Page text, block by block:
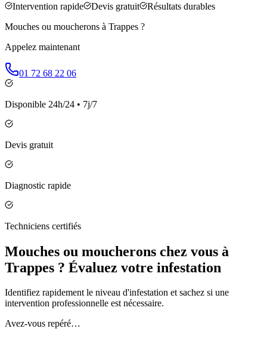
Intervention rapide
Devis gratuit
Résultats durables
Mouches ou moucherons à Trappes ?
Appelez maintenant
01 72 68 22 06
Disponible 24h/24 • 7j/7
Devis gratuit
Diagnostic rapide
Techniciens certifiés
Mouches ou moucherons chez vous à
Trappes ? Évaluez votre infestation
Identifiez rapidement le niveau d'infestation et sachez si une
intervention professionnelle est nécessaire.
Avez-vous repéré…